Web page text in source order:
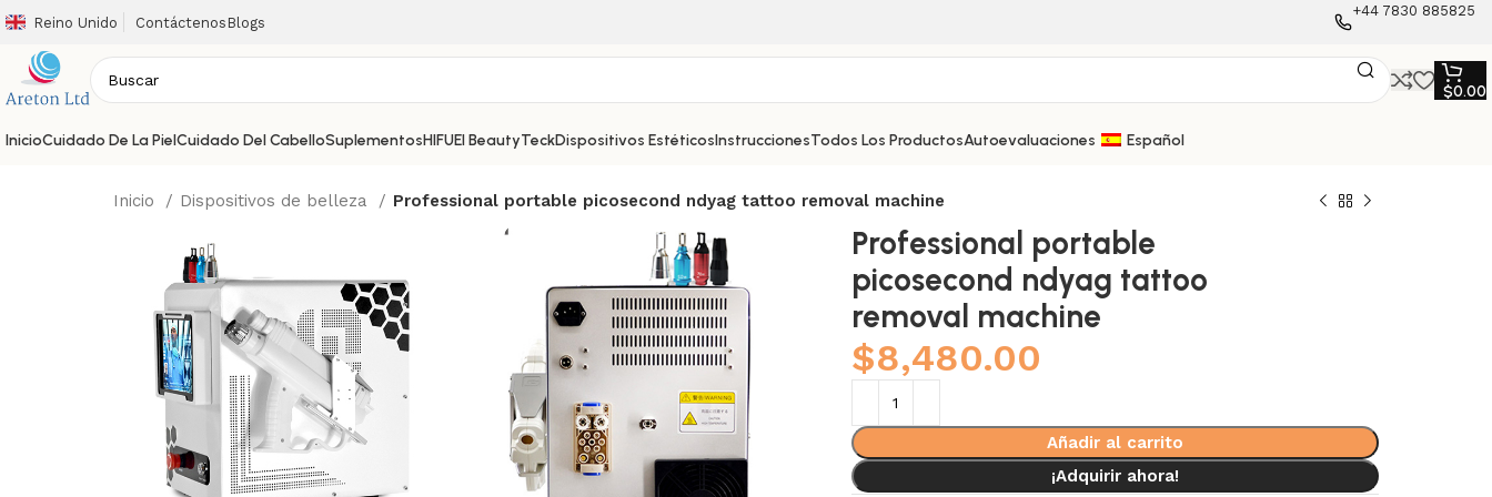
Reino Unido Contáctenos Blogs
+44 7830 885825
$0.00
InicioCuidado De La PielCuidado Del CabelloSuplementosHIFUEl BeautyTeckDispositivos EstéticosInstruccionesTodos Los ProductosAutoevaluaciones Español
Inicio Dispositivos de belleza Professional portable picosecond ndyag tattoo removal machine
Professional portable
picosecond ndyag tattoo
removal machine
$8,480.00
Añadir al carrito
¡Adquirir ahora!